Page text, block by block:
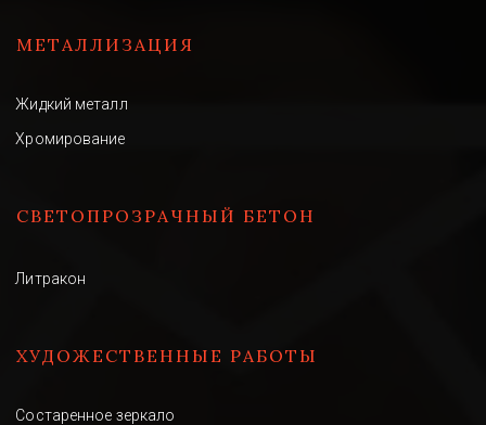
МЕТАЛЛИЗАЦИЯ
Жидкий металл
Хромирование
СВЕТОПРОЗРАЧНЫЙ БЕТОН
Литракон
ХУДОЖЕСТВЕННЫЕ РАБОТЫ
Состаренное зеркало